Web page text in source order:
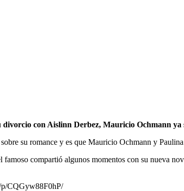
divorcio con Aislinn Derbez, Mauricio Ochmann
sobre su romance y es que Mauricio Ochmann y
famoso compartió algunos momentos con su nueva
CQGyw88F0hP/